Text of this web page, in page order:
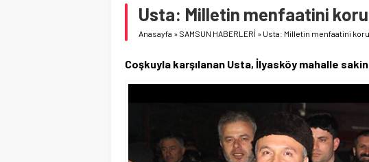
İŞTE FINDIK FİYATI!
YÖNETİCİ SEÇERKEN YAPILAN EN
Usta: Milletin menfaatini
Anasayfa » SAMSUN HABERLERİ » Usta: Milletin menfaatini
Coşkuyla karşılanan Usta, İlyasköy mahalle